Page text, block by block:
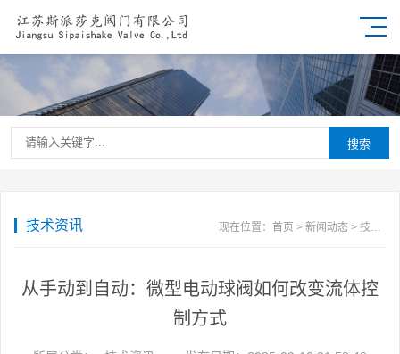
搜索
技术资讯 现在位置： 首页 > 新闻动态> 技术资讯
从手动到自动：微型电动球阀如何改变流体控
制方式